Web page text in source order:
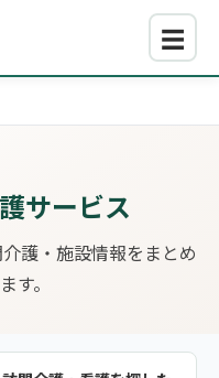
☰
サービス
護・施設情報をまとめ
す。